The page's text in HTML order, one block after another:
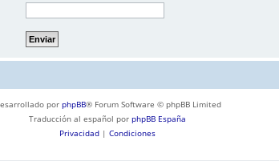
por phpBB® Forum Software © phpBB Limited
Traducción al español por phpBB España
Privacidad | Condiciones